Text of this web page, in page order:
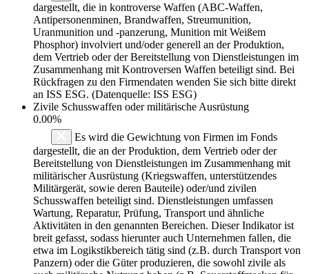
dargestellt, die in kontroverse Waffen (ABC-Waffen,
Antipersonenminen, Brandwaffen, Streumunition,
Uranmunition und -panzerung, Munition mit Weißem
Phosphor) involviert und/oder generell an der Produktion,
dem Vertrieb oder der Bereitstellung von Dienstleistungen im
Zusammenhang mit Kontroversen Waffen beteiligt sind. Bei
Rückfragen zu den Firmendaten wenden Sie sich bitte direkt
an ISS ESG. (Datenquelle: ISS ESG)
Zivile Schusswaffen oder militärische Ausrüstung
0.00%
Es wird die Gewichtung von Firmen im Fonds
dargestellt, die an der Produktion, dem Vertrieb oder der
Bereitstellung von Dienstleistungen im Zusammenhang mit
militärischer Ausrüstung (Kriegswaffen, unterstützendes
Militärgerät, sowie deren Bauteile) oder/und zivilen
Schusswaffen beteiligt sind. Dienstleistungen umfassen
Wartung, Reparatur, Prüfung, Transport und ähnliche
Aktivitäten in den genannten Bereichen. Dieser Indikator ist
breit gefasst, sodass hierunter auch Unternehmen fallen, die
etwa im Logikstikbereich tätig sind (z.B. durch Transport von
Panzern) oder die Güter produzieren, die sowohl zivile als